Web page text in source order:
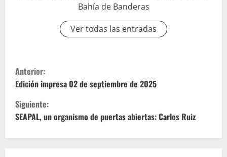
Bahía de Banderas
Ver todas las entradas
S
i
g
Anterior:
Edición impresa 02 de septiembre de 2025
Siguiente:
SEAPAL, un organismo de puertas abiertas: Carlos Ruiz